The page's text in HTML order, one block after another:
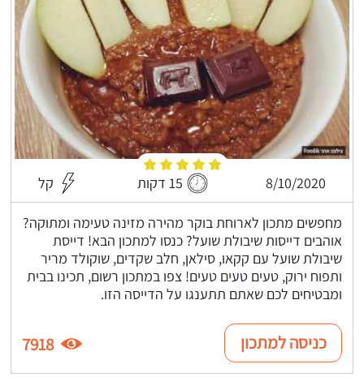
8/10/2020 15 דקות קל
מחפשים מתכון לארוחת בוקר מהירה מזינה טעימה ומתוקה?
אוהבים דייסות שיבולת שועל? כנסו למתכון הבא! דייסת
שיבולת שועל עם קקאו, סילאן, חלב שקדים, שוקולד מריר
ותפוח ירוק, טעים טעים טעים! צפו במתכון רשום, תכינו בבית
ומבטיחים לכם שאתם תתענגו על הדייסה הזו.
כניסה למתכון 7918